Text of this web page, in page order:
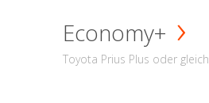
Economy+
Toyota Prius Plus oder